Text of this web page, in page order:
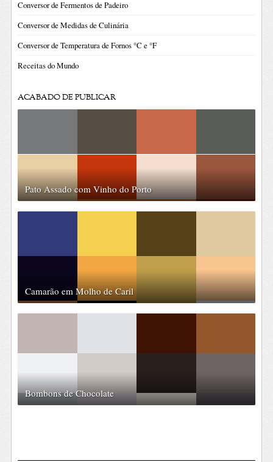
Conversor de Fermentos de Padeiro
Conversor de Medidas de Culinária
Conversor de Temperatura de Fornos °C e °F
Receitas do Mundo
ACABADO DE PUBLICAR
Pato Assado com Vinho do Porto
Camarão em Molho de Caril
Bombons de Chocolate